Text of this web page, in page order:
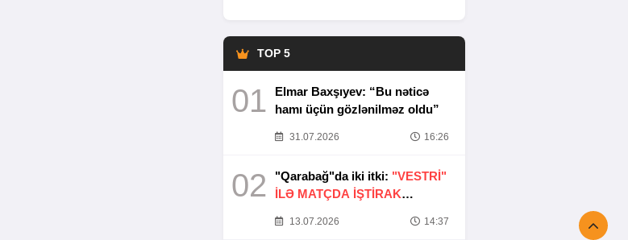
TOP 5
01
Elmar Baxşıyev: “Bu nəticə
hamı üçün gözlənilməz oldu”
31.07.2026 16:26
02 "Qarabağ"da iki itki: "VESTRİ"
İLƏ MATÇDA İŞTİRAK
13.07.2026 14:37